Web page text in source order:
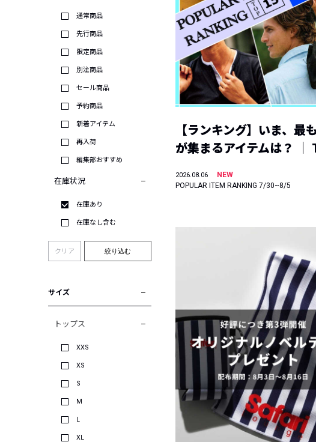
通常商品
先行商品
限定商品
別注商品
セール商品
予約商品
新着アイテム
再入荷
編集部おすすめ
在庫状況
在庫あり
在庫なし含む
クリア 絞り込む
サイズ
トップス
XXS
XS
S
M
L
XL
【ランキング】いま、最
が集まるアイテムは？ ｜
2026.08.06
NEW
POPULAR ITEM RANKING 7/30~8/5